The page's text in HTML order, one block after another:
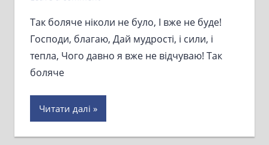
Так боляче ніколи не було, І вже не буде!
Господи, благаю, Дай мудрості, і сили, і
тепла, Чого давно я вже не відчуваю! Так
боляче
Читати далі